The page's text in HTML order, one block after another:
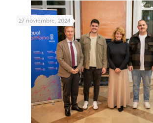
27 noviembre, 2024